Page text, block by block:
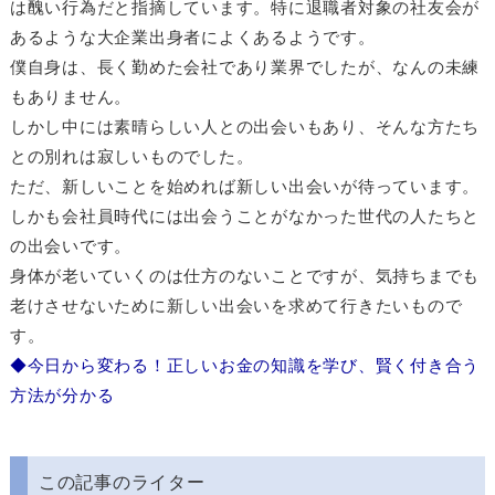
は醜い行為だと指摘しています。特に退職者対象の社友会が
あるような大企業出身者によくあるようです。
僕自身は、長く勤めた会社であり業界でしたが、なんの未練
もありません。
しかし中には素晴らしい人との出会いもあり、そんな方たち
との別れは寂しいものでした。
ただ、新しいことを始めれば新しい出会いが待っています。
しかも会社員時代には出会うことがなかった世代の人たちと
の出会いです。
身体が老いていくのは仕方のないことですが、気持ちまでも
老けさせないために新しい出会いを求めて行きたいもので
す。
◆今日から変わる！正しいお金の知識を学び、賢く付き合う
方法が分かる
この記事のライター